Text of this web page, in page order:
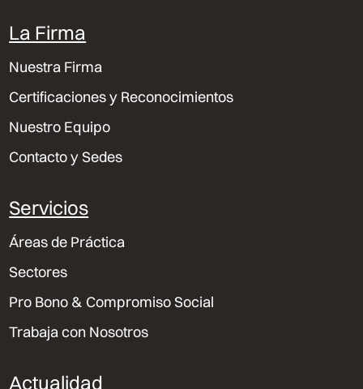
La Firma
Nuestra Firma
Certificaciones y Reconocimientos
Nuestro Equipo
Contacto y Sedes
Servicios
Áreas de Práctica
Sectores
Pro Bono & Compromiso Social
Trabaja con Nosotros
Actualidad